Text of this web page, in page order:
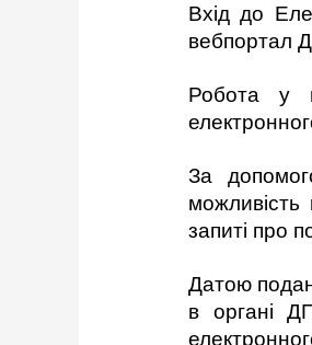
Вхід до
вебпортал
Робота у
За
запиті про
Датою
в органі